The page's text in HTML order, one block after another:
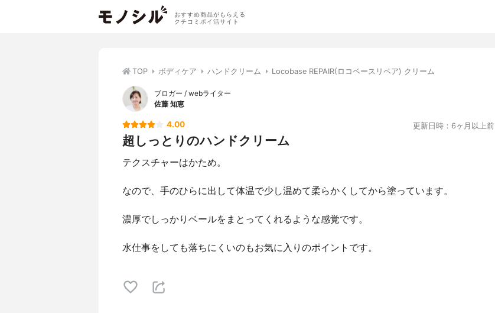
おすすめ商品がもらえる
クチコミポイ活サイト
TOP ボディケア ハンドクリーム Locobase REPAIR(ロコベースリペア) クリーム
ブロガー / webライター
佐藤 知恵
4.00 更新日時：6ヶ月以上前
超しっとりのハンドクリーム
テクスチャーはかため。
なので、手のひらに出して体温で少し温めて柔らかくしてから塗っています。
濃厚でしっかりベールをまとってくれるような感覚です。
水仕事をしても落ちにくいのもお気に入りのポイントです。